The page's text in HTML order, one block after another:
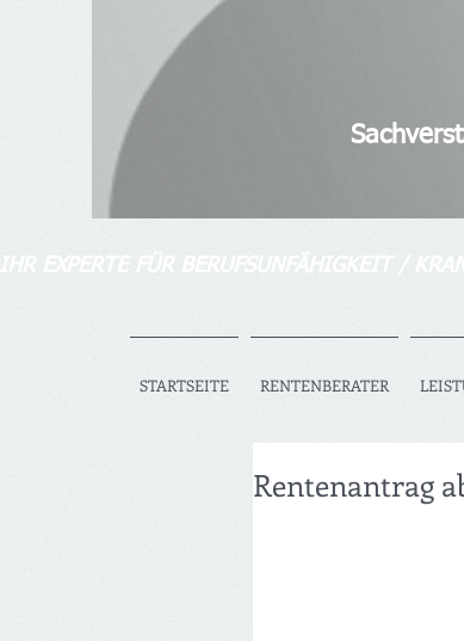
IHR EXPERTE FÜR BERUFSUNFÄHIGKEIT /
Diplom-
Senior bAV-
STARTSEITE RENTENBERATER
Rentenantrag